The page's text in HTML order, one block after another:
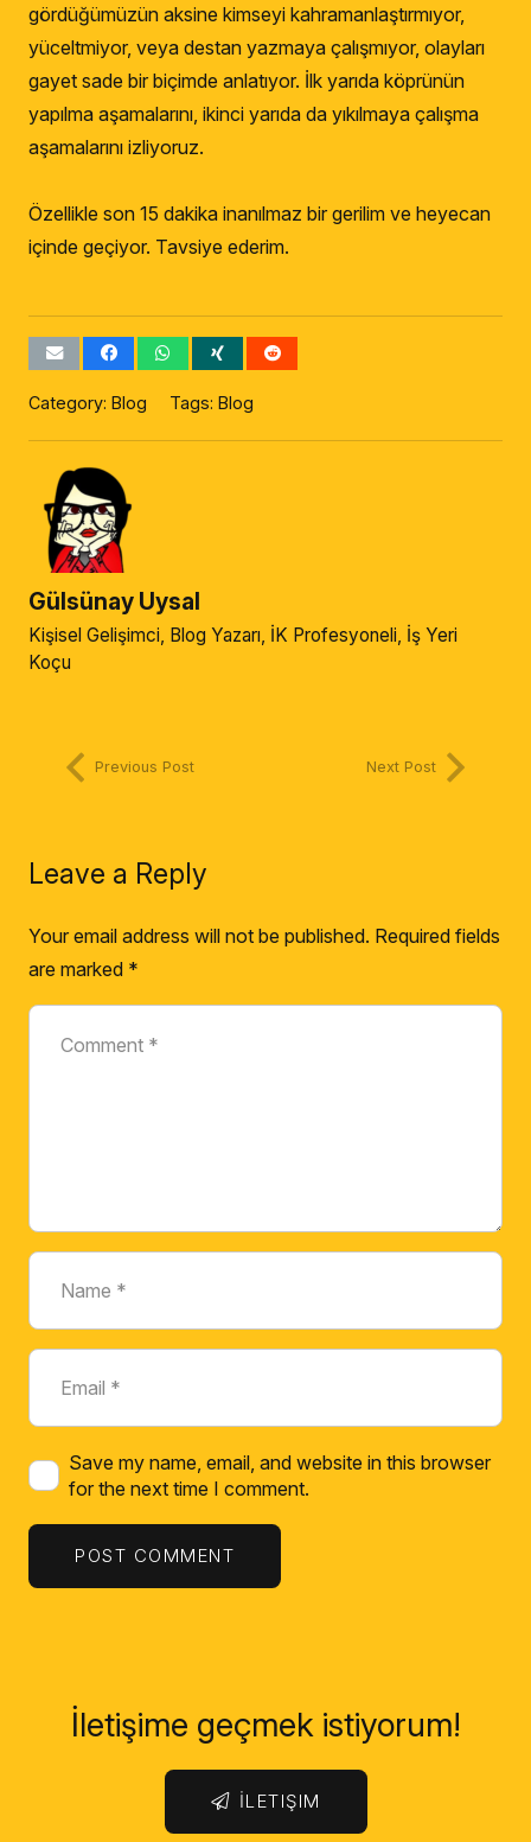
gördüğümüzün aksine kimseyi kahramanlaştırmıyor,
yüceltmiyor, veya destan yazmaya çalışmıyor, olayları
gayet sade bir biçimde anlatıyor. İlk yarıda köprünün
yapılma aşamalarını, ikinci yarıda da yıkılmaya çalışma
aşamalarını izliyoruz.
Özellikle son 15 dakika inanılmaz bir gerilim ve heyecan
içinde geçiyor. Tavsiye ederim.
Category: Blog Tags:Blog
Gülsünay Uysal
Kişisel Gelişimci, Blog Yazarı, İK Profesyoneli, İş Yeri
Koçu
Previous Post Next Post
Leave a Reply
Your email address will not be published. Required fields
are marked *
Save my name, email, and website in this browser
for the next time I comment.
POST COMMENT
İletişime geçmek istiyorum!
İLETIŞIM